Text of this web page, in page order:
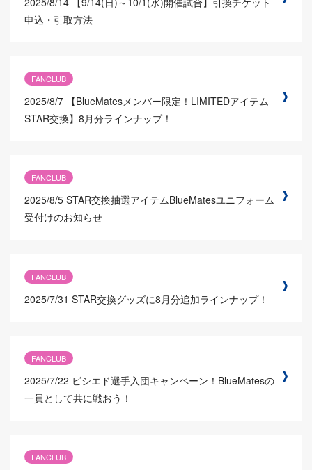
申込・引取方法
FANCLUB
2025/8/7 【BlueMatesメンバー限定！LIMITEDアイテム
STAR交換】8月分ラインナップ！
FANCLUB
2025/8/5 STAR交換抽選アイテムBlueMatesユニフォーム
受付けのお知らせ
FANCLUB
2025/7/31 STAR交換グッズに8月分追加ラインナップ！
FANCLUB
2025/7/22 ビシエド選手入団キャンペーン！BlueMatesの
一員として共に戦おう！
FANCLUB